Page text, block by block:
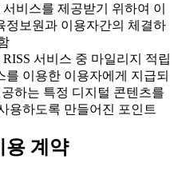
비스를 제공받기 위하여 이
정보원과 이용자간의 체결하
서비스 중 마일리지 적립
를 이용한 이용자에게 지급되
공하는 특정 디지털 콘텐츠를
용하도록 만들어진 포인트
용 계약